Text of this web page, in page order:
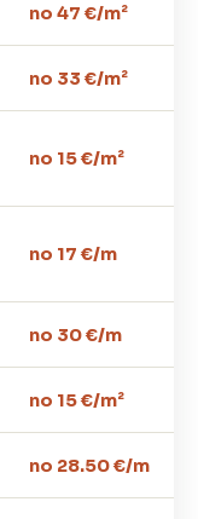
no 47 €/m²
no 33 €/m²
no 15 €/m²
no 17 €/m
no 30 €/m
no 15 €/m²
no 28.50 €/m